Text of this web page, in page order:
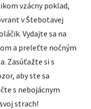
vzácny poklad,
v Štebotavej
Vydajte sa na
a preleťte nočným
Zasúťažte si s
aby ste sa
s nebojácnym
strach!